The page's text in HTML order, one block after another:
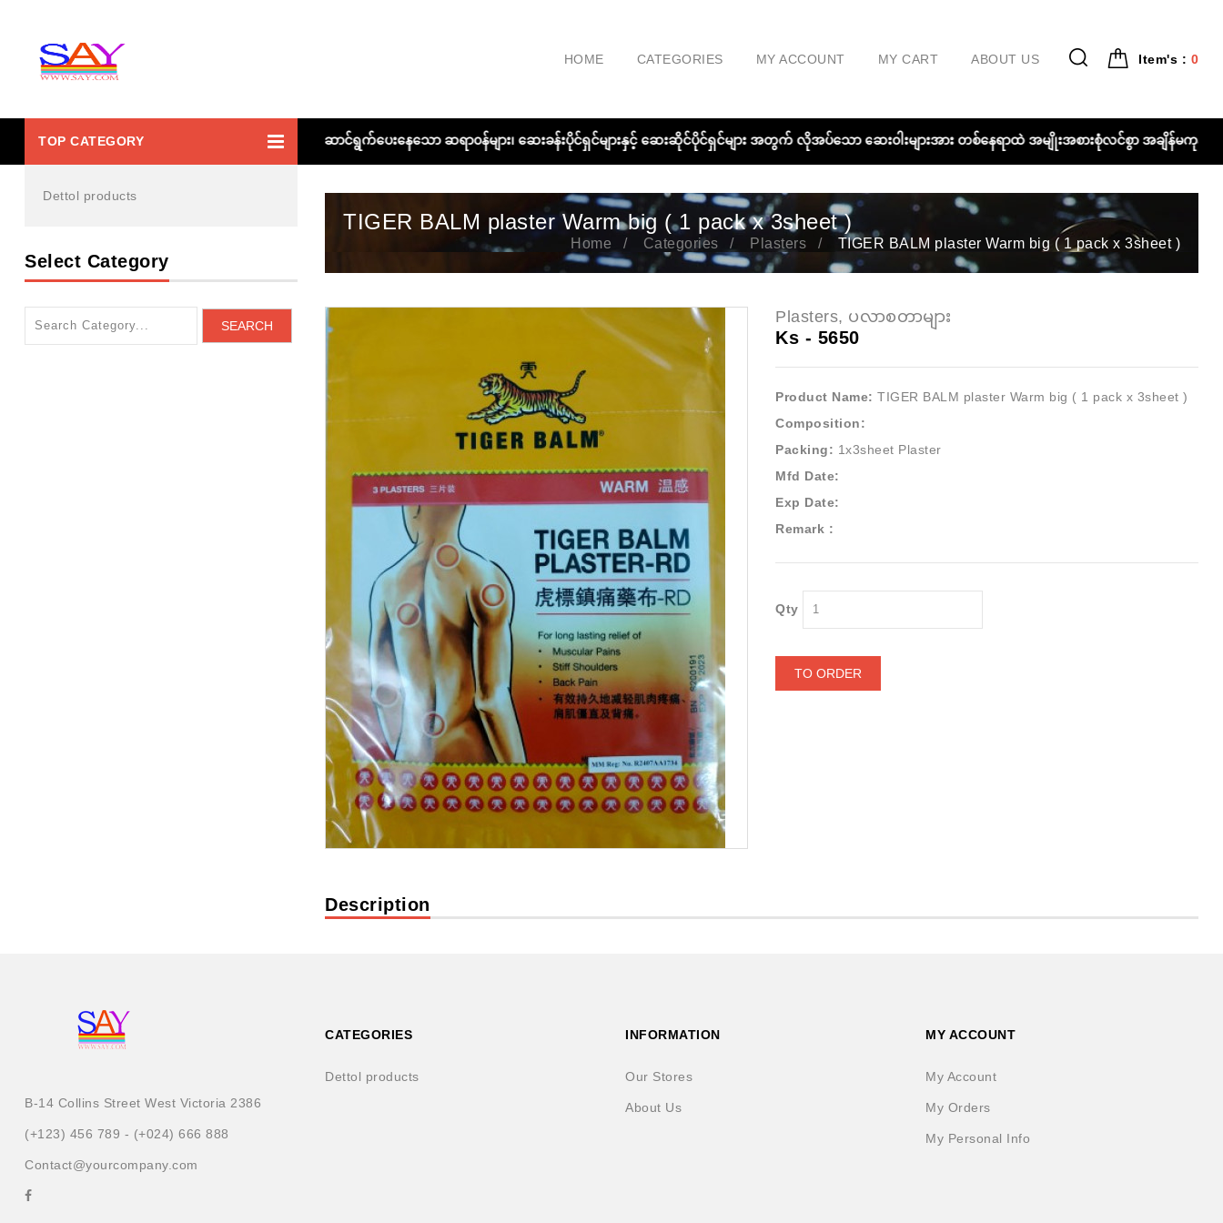
Item's : 0
HOME CATEGORIES MY ACCOUNT MY CART ABOUT US
TOP CATEGORY
သားများ ကျန်းမာစေရန် ဆေး၀ါးလုပ်ငန်းဖြင့် ကူညီဆောင်ရွက်ပေးနေသော ဆရာ၀န်များ၊ ဆေးခန်းပိုင်ရှင်များနှင့် ဆေးဆိုင်ပိုင်ရှင်များ အတွက် လိုအပ်သော ဆေး၀ါးများအား တစ်နေရာထဲ အမျိုးအစားစုံလင်စွာ အချိ
Dettol products
Select Category
SEARCH
TIGER BALM plaster Warm big ( 1 pack x 3sheet )
Home Categories Plasters TIGER BALM plaster Warm big ( 1 pack x 3sheet )
Plasters, ပလာစတာများ
Ks - 5650
Product Name: TIGER BALM plaster Warm big ( 1 pack x 3sheet )
Composition:
Packing: 1x3sheet Plaster
Mfd Date:
Exp Date:
Remark :
Qty
TO ORDER
Description
B-14 Collins Street West Victoria 2386
(+123) 456 789 - (+024) 666 888
Contact@yourcompany.com
CATEGORIES
Dettol products
INFORMATION
Our Stores
About Us
MY ACCOUNT
My Account
My Orders
My Personal Info